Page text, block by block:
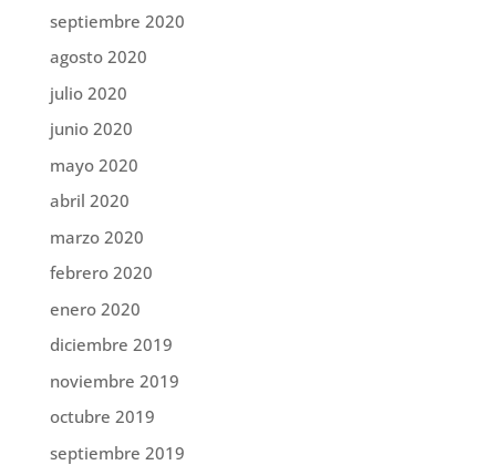
septiembre 2020
agosto 2020
julio 2020
junio 2020
mayo 2020
abril 2020
marzo 2020
febrero 2020
enero 2020
diciembre 2019
noviembre 2019
octubre 2019
septiembre 2019